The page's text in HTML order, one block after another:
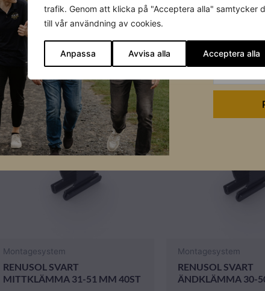
trafik. Genom att klicka på "Acceptera alla" samtycker
till vår användning av cookies.
Anpassa Avvisa alla Acceptera alla
Montagesystem
RENUSOL SVART
MITTKLÄMMA 31-51 MM 40ST
I lager
Montagesystem
RENUSOL SVART
ÄNDKLÄMMA 30-
I lager
Efternamn